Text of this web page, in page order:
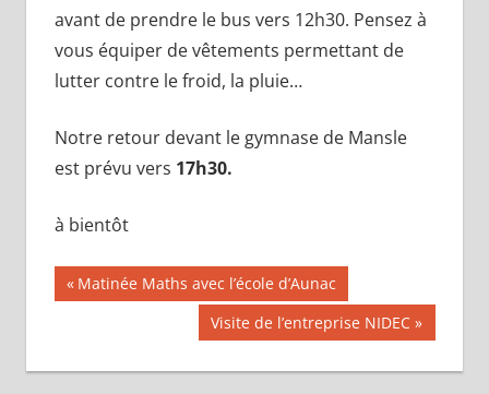
avant de prendre le bus vers 12h30. Pensez à
vous équiper de vêtements permettant de
lutter contre le froid, la pluie…
Notre retour devant le gymnase de Mansle
est prévu vers 17h30.
à bientôt
Navigation
l’article
Publication
Matinée Maths avec l’école d’Aunac
Publication
suivante :
Visite de l’entreprise NIDEC